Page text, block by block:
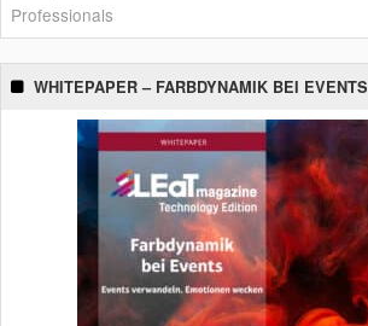
Professionals
WHITEPAPER – FARBDYNAMIK BEI EVENTS